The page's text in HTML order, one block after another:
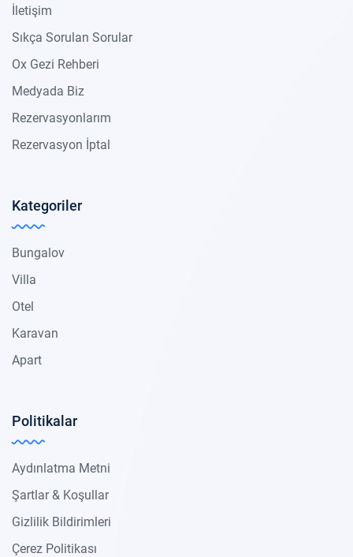
İletişim
Sıkça Sorulan Sorular
Ox Gezi Rehberi
Medyada Biz
Rezervasyonlarım
Rezervasyon İptal
Kategoriler
Bungalov
Villa
Otel
Karavan
Apart
Politikalar
Aydınlatma Metni
Şartlar & Koşullar
Gizlilik Bildirimleri
Çerez Politikası